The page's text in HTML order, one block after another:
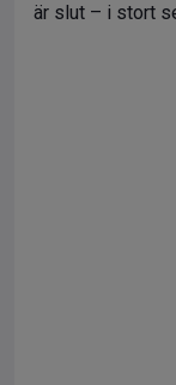
är slut – i stort